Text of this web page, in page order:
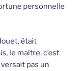
personnelle
était
le maître, c’est
pas un